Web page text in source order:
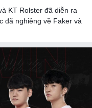
KT Rolster đã diễn ra
đã nghiêng về Faker và